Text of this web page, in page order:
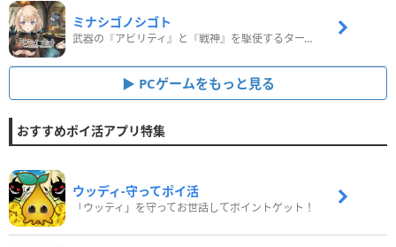
ミナシゴノシゴト
武器の『アビリティ』と『戦神』を駆使するターン制コマンドバトルRPG！
PCゲームをもっと見る
おすすめポイ活アプリ特集
ウッディ‐守ってポイ活
「ウッディ」を守ってお世話してポイントゲット！